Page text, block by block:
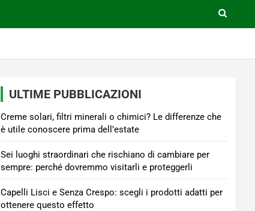
ULTIME PUBBLICAZIONI
Creme solari, filtri minerali o chimici? Le differenze che
è utile conoscere prima dell’estate
Sei luoghi straordinari che rischiano di cambiare per
sempre: perché dovremmo visitarli e proteggerli
Capelli Lisci e Senza Crespo: scegli i prodotti adatti per
ottenere questo effetto